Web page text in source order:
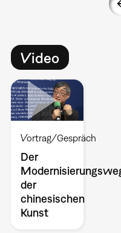
Video
Vortrag/Gespräch
Der
der
chinesischen
Kunst